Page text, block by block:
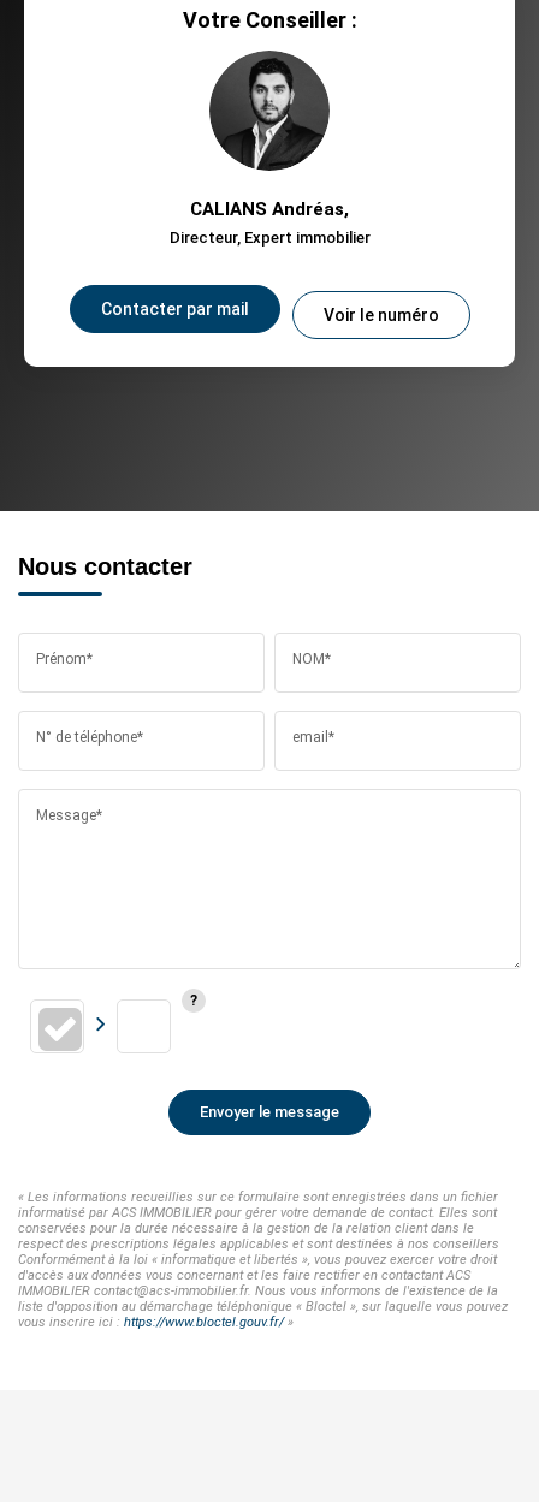
Votre Conseiller :
CALIANS Andréas,
Directeur, Expert immobilier
Contacter par mail Voir le numéro
Nous contacter
Prénom* NOM*
N° de téléphone* email*
Message*
Envoyer le message
« Les informations recueillies sur ce formulaire sont enregistrées dans un fichier
informatisé par ACS IMMOBILIER pour gérer votre demande de contact. Elles sont
conservées pour la durée nécessaire à la gestion de la relation client dans le
respect des prescriptions légales applicables et sont destinées à nos conseillers
Conformément à la loi « informatique et libertés », vous pouvez exercer votre droit
d'accès aux données vous concernant et les faire rectifier en contactant ACS
IMMOBILIER contact@acs-immobilier.fr. Nous vous informons de l'existence de la
liste d'opposition au démarchage téléphonique « Bloctel », sur laquelle vous pouvez
vous inscrire ici : https://www.bloctel.gouv.fr/»